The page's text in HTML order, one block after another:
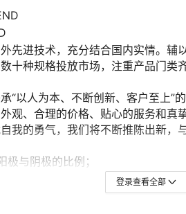
登录查看全部